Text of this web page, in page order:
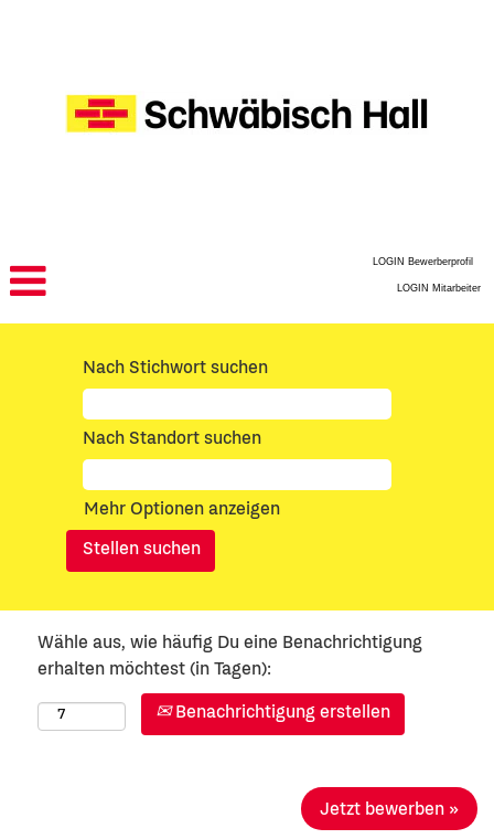
LOGIN Bewerberprofil
LOGIN Mitarbeiter
Nach Stichwort suchen
Nach Standort suchen
Mehr Optionen anzeigen
Wähle aus, wie häufig Du eine Benachrichtigung
erhalten möchtest (in Tagen):
Benachrichtigung erstellen
Jetzt bewerben »